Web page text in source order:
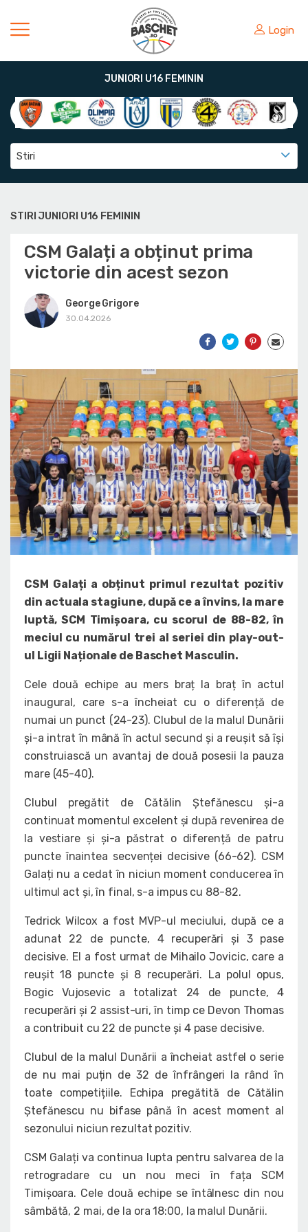
Login
JUNIORI U16 FEMININ
Stiri
STIRI JUNIORI U16 FEMININ
CSM Galați a obținut prima
victorie din acest sezon
George Grigore
30.04.2026
CSM Galați a obținut primul rezultat pozitiv
din actuala stagiune, după ce a învins, la mare
luptă, SCM Timișoara, cu scorul de 88-82, în
meciul cu numărul trei al seriei din play-out-
ul Ligii Naționale de Baschet Masculin.
Cele două echipe au mers braț la braț în actul
inaugural, care s-a încheiat cu o diferență de
numai un punct (24-23). Clubul de la malul Dunării
și-a intrat în mână în actul secund și a reușit să își
construiască un avantaj de două posesii la pauza
mare (45-40).
Clubul pregătit de Cătălin Ștefănescu și-a
continuat momentul excelent și după revenirea de
la vestiare și și-a păstrat o diferență de patru
puncte înaintea secvenței decisive (66-62). CSM
Galați nu a cedat în niciun moment conducerea în
ultimul act și, în final, s-a impus cu 88-82.
Tedrick Wilcox a fost MVP-ul meciului, după ce a
adunat 22 de puncte, 4 recuperări și 3 pase
decisive. El a fost urmat de Mihailo Jovicic, care a
reușit 18 puncte și 8 recuperări. La polul opus,
Bogic Vujosevic a totalizat 24 de puncte, 4
recuperări și 2 assist-uri, în timp ce Devon Thomas
a contribuit cu 22 de puncte și 4 pase decisive.
Clubul de la malul Dunării a încheiat astfel o serie
de nu mai puțin de 32 de înfrângeri la rând în
toate competițiile. Echipa pregătită de Cătălin
Ștefănescu nu bifase până în acest moment al
sezonului niciun rezultat pozitiv.
CSM Galați va continua lupta pentru salvarea de la
retrogradare cu un nou meci în fața SCM
Timișoara. Cele două echipe se întâlnesc din nou
sâmbătă, 2 mai, de la ora 18:00, la malul Dunării.